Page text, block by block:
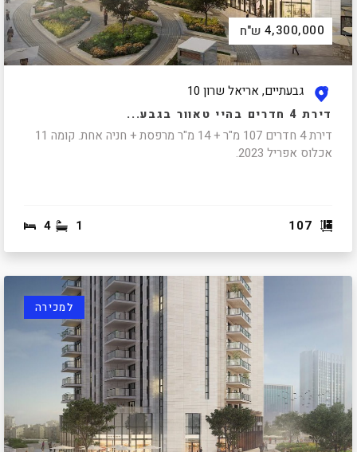
4,300,000 ש"ח
גבעתיים, אריאל שרון 10
דירת 4 חדרים בהיי טאוור בגבע...
דירת 4 חדרים 107 מ"ר + 14 מ"ר מרפסת + חניה אחת. קומה 11
אכלוס אפריל 2023.
107
4 1
למכירה